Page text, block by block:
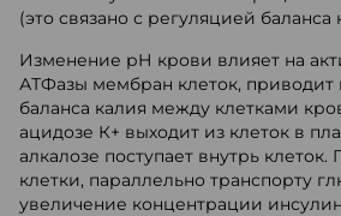
(это связано с регуляцией баланса
Изменение рН крови влияет на
АТФазы мембран клеток,
баланса калия между клетками
ацидозе К+ выходит из клеток в
алкалозе поступает внутрь клеток.
клетки, параллельно транспорту
увеличение концентрации